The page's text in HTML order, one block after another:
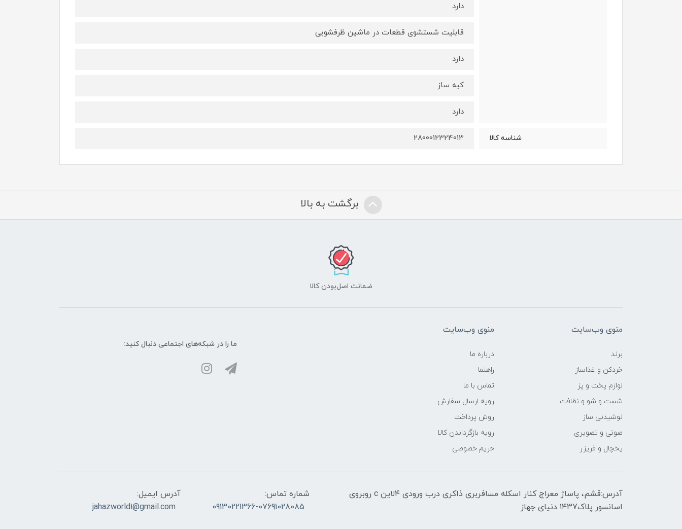
دارد
قابلیت شستشوی قطعات در ماشین ظرفشویی
دارد
کبه ساز
دارد
شناسه کالا 2800012324013
برگشت به بالا
ضمانت اصل‌بودن کالا
منوی وب‌سایت
برند
خردکن و غذاساز
لوازم پخت و پز
شست و شو و نظافت
نوشیدنی ساز
صوتی و تصویری
یخچال و فریزر
منوی وب‌سایت
درباره ما
راهنما
تماس با ما
رویه ارسال سفارش
روش پرداخت
رویه‌ بازگرداندن کالا
حریم خصوصی
ما را در شبکه‌های اجتماعی دنبال کنید:
آدرس:قشم، پاساژ معراج کنار اسکله مسافربری ذاکری درب ورودی ۴لاین c روبروی
اسانسور پلاک۱۴۳7 دنیای جهاز
شماره تماس:
09130221366-07691028085
آدرس ایمیل:
jahazworld1@gmail.com